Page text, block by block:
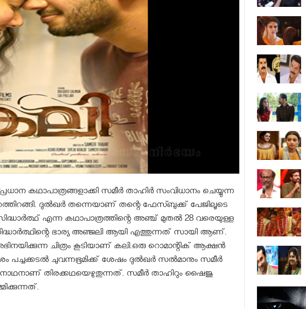
കഥാപാത്രങ്ങളാക്കി സമീര്‍ താഹിര്‍ സംവിധാനം ചെയ്യുന്ന
ദുല്‍ഖര്‍ തന്നെയാണ് തന്റെ ഫേസ്ബുക്ക് പേജിലൂടെ
എന്ന കഥാപാത്രത്തിന്റെ അഞ്ച് മുതല്‍ 28 വരെയുള്ള
ഭാര്യ അഞ്ജലി ആയി എത്തുന്നത് സായി ആണ്.
ചിത്രം കൂടിയാണ് കലി.ഒരു റൊമാന്റിക് ആക്ഷന്‍
പച്ചക്കടല്‍ ചുവന്നഭൂമിക്ക് ശേഷം ദുല്‍ഖര്‍ സല്‍മാനും സമീര്‍
തിരക്കഥയെഴുതുന്നത്. സമീര്‍ താഹിറും ഷൈജു